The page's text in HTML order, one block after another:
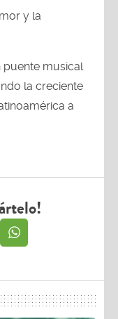
y la
puente musical
la creciente
a